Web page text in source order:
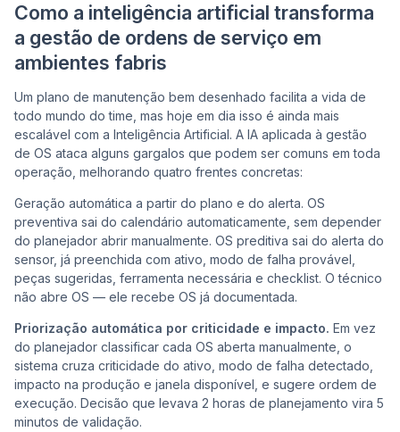
Como a inteligência artificial transforma
a gestão de ordens de serviço em
ambientes fabris
Um plano de manutenção bem desenhado facilita a vida de
todo mundo do time, mas hoje em dia isso é ainda mais
escalável com a Inteligência Artificial. A IA aplicada à gestão
de OS ataca alguns gargalos que podem ser comuns em toda
operação, melhorando quatro frentes concretas:
Geração automática a partir do plano e do alerta. OS
preventiva sai do calendário automaticamente, sem depender
do planejador abrir manualmente. OS preditiva sai do alerta do
sensor, já preenchida com ativo, modo de falha provável,
peças sugeridas, ferramenta necessária e checklist. O técnico
não abre OS — ele recebe OS já documentada.
Priorização automática por criticidade e impacto. Em vez
do planejador classificar cada OS aberta manualmente, o
sistema cruza criticidade do ativo, modo de falha detectado,
impacto na produção e janela disponível, e sugere ordem de
execução. Decisão que levava 2 horas de planejamento vira 5
minutos de validação.